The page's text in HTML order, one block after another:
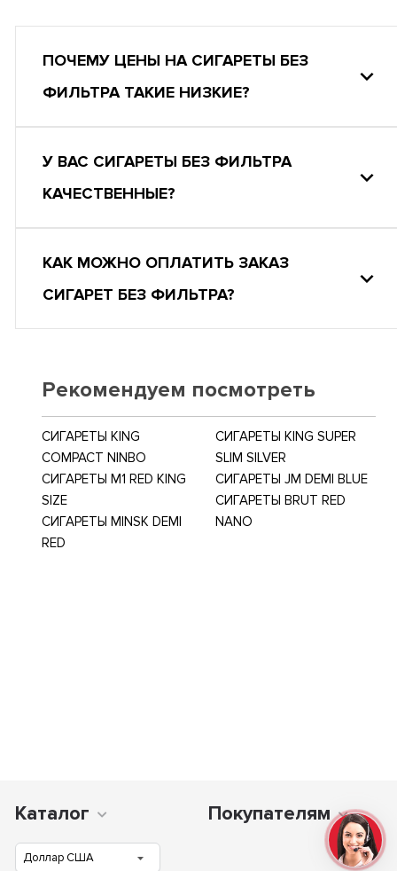
ПОЧЕМУ ЦЕНЫ НА СИГАРЕТЫ БЕЗ
ФИЛЬТРА ТАКИЕ НИЗКИЕ?
У ВАС СИГАРЕТЫ БЕЗ ФИЛЬТРА
КАЧЕСТВЕННЫЕ?
КАК МОЖНО ОПЛАТИТЬ ЗАКАЗ
СИГАРЕТ БЕЗ ФИЛЬТРА?
Рекомендуем посмотреть
СИГАРЕТЫ KING
COMPACT NINBO
СИГАРЕТЫ M1 RED KING
SIZE
СИГАРЕТЫ MINSK DEMI
RED
СИГАРЕТЫ KING SUPER
SLIM SILVER
СИГАРЕТЫ JM DEMI BLUE
СИГАРЕТЫ BRUT RED
NANO
Каталог Покупателям